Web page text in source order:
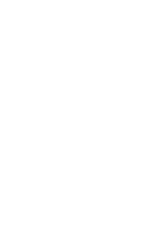
るケサラン
では色々記
して楽しい
とても嬉